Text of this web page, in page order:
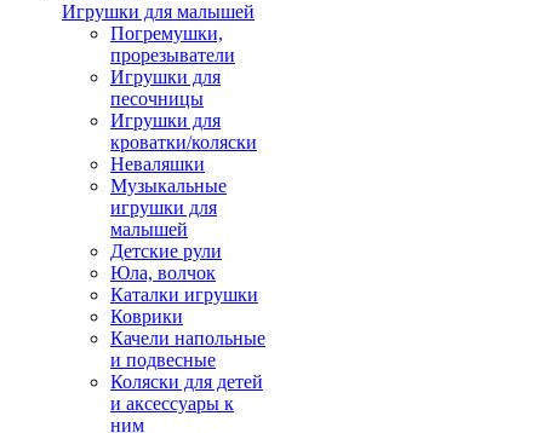
Игрушки для малышей
Погремушки,
прорезыватели
Игрушки для
песочницы
Игрушки для
кроватки/коляски
Неваляшки
Музыкальные
игрушки для
малышей
Детские рули
Юла, волчок
Каталки игрушки
Коврики
Качели напольные
и подвесные
Коляски для детей
и аксессуары к
ним